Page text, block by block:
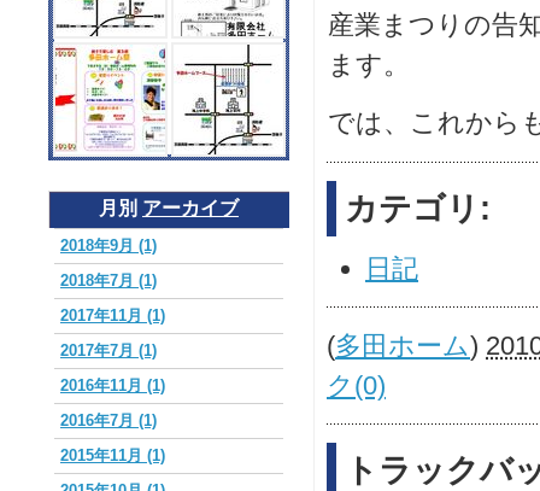
産業まつりの告
ます。
では、これから
カテゴリ:
日記
(多田ホーム)
ク(0)
トラックバ
月別 アーカイブ
2018年9月 (1)
2018年7月 (1)
2017年11月 (1)
2017年7月 (1)
2016年11月 (1)
2016年7月 (1)
2015年11月 (1)